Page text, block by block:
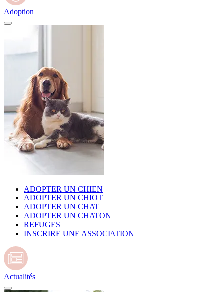
Adoption
ADOPTER UN CHIEN
ADOPTER UN CHIOT
ADOPTER UN CHAT
ADOPTER UN CHATON
REFUGES
INSCRIRE UNE ASSOCIATION
Actualités